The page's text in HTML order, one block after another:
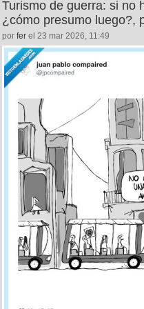
Turismo de guerra: si no
¿cómo presumo luego?,
por fer el 23 mar 2026, 11:49